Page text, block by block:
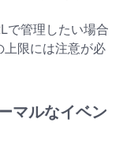
で管理したい場合
限には注意が必
マルなイベン